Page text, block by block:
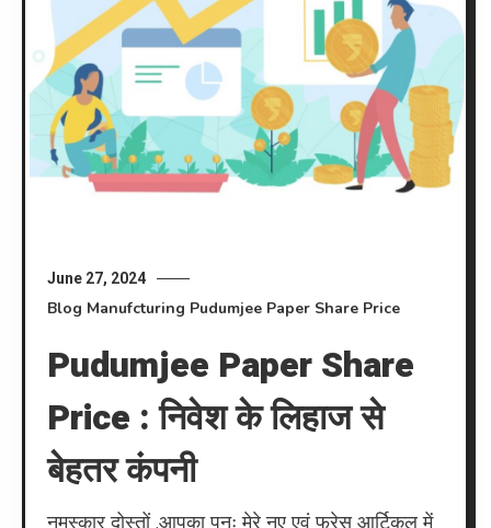
June 27, 2024
Blog Manufcturing Pudumjee Paper Share Price
Pudumjee Paper Share
Price : निवेश के लिहाज से
बेहतर कंपनी
नमस्कार दोस्तों ,आपका पुनः मेरे नए एवं फ्रेस आर्टिकल में